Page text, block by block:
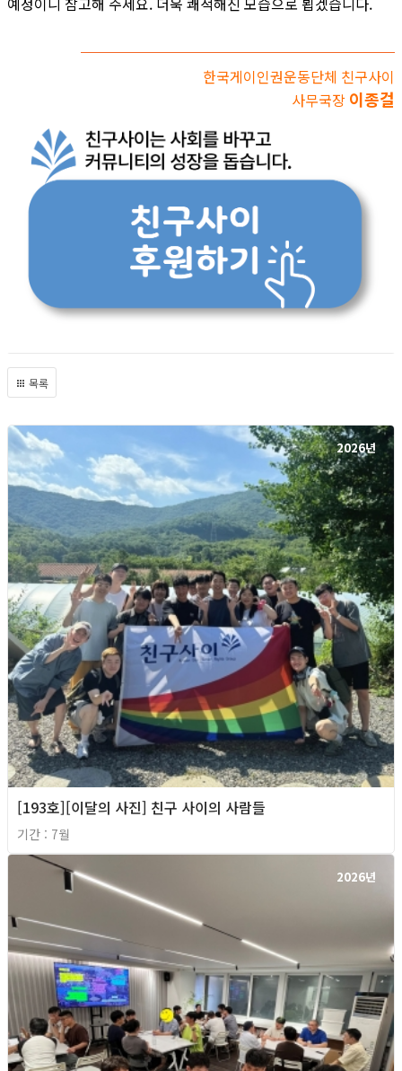
한국게이인권운동단체 친구사이
사무국장 이종걸
목록
2026년
[193호][이달의 사진] 친구 사이의 사람들
기간 : 7월
2026년